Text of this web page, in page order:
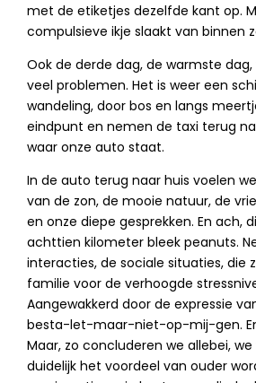
met de etiketjes dezelfde kant op.
compulsieve ikje slaakt van binnen
Ook de derde dag, de warmste
veel problemen. Het is weer een
wandeling, door bos en langs
eindpunt en nemen de taxi terug
waar onze auto staat.
In de auto terug naar huis voelen
van de zon, de mooie natuur, de
en onze diepe gesprekken. En ach,
achttien kilometer bleek peanuts.
interacties, de sociale situaties, die
familie voor de verhoogde
Aangewakkerd door de expressie
besta-let-maar-niet-op-mij-gen.
Maar, zo concluderen we allebei,
duidelijk het voordeel van ouder